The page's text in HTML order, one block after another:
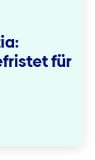
für